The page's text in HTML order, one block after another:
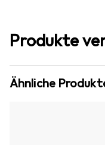
Produkte
Ähnliche